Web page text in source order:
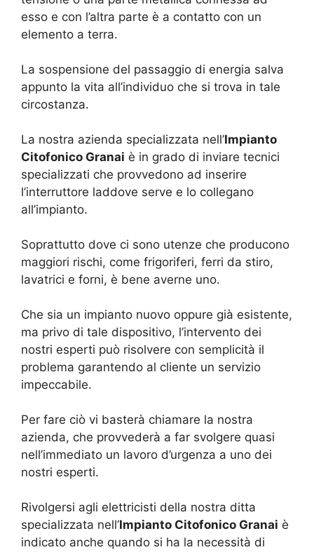
esso e con l’altra parte è a contatto con un
elemento a terra.
La sospensione del passaggio di energia salva
appunto la vita all’individuo che si trova in tale
circostanza.
La nostra azienda specializzata nell’Impianto
Citofonico Granai è in grado di inviare tecnici
specializzati che provvedono ad inserire
l’interruttore laddove serve e lo collegano
all’impianto.
Soprattutto dove ci sono utenze che producono
maggiori rischi, come frigoriferi, ferri da stiro,
lavatrici e forni, è bene averne uno.
Che sia un impianto nuovo oppure già esistente,
ma privo di tale dispositivo, l’intervento dei
nostri esperti può risolvere con semplicità il
problema garantendo al cliente un servizio
impeccabile.
Per fare ciò vi basterà chiamare la nostra
azienda, che provvederà a far svolgere quasi
nell’immediato un lavoro d’urgenza a uno dei
nostri esperti.
Rivolgersi agli elettricisti della nostra ditta
specializzata nell’Impianto Citofonico Granai è
indicato anche quando si ha la necessità di